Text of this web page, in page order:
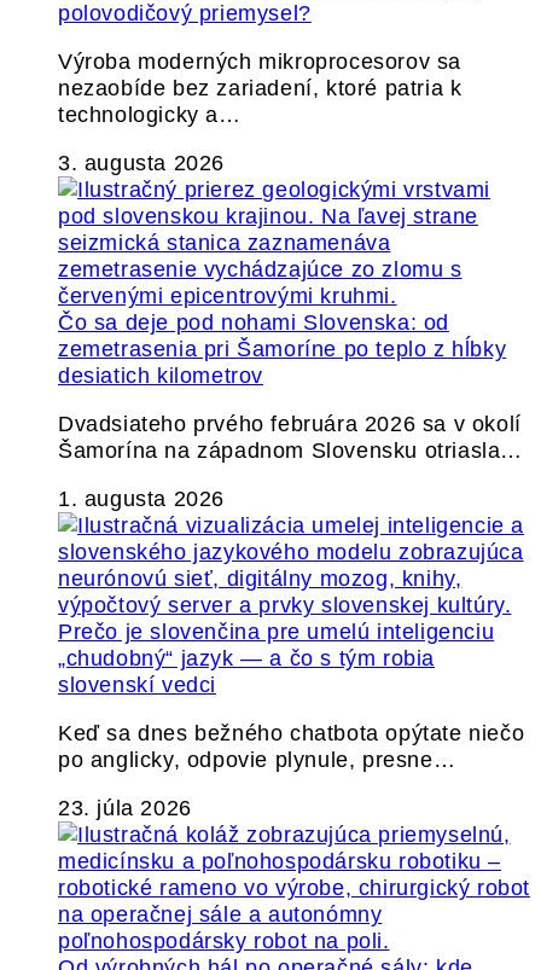
polovodičový priemysel?
Výroba moderných mikroprocesorov sa
nezaobíde bez zariadení, ktoré patria k
technologicky a…
3. augusta 2026
Čo sa deje pod nohami Slovenska: od
zemetrasenia pri Šamoríne po teplo z hĺbky
desiatich kilometrov
Dvadsiateho prvého februára 2026 sa v okolí
Šamorína na západnom Slovensku otriasla…
1. augusta 2026
Prečo je slovenčina pre umelú inteligenciu
„chudobný“ jazyk — a čo s tým robia
slovenskí vedci
Keď sa dnes bežného chatbota opýtate niečo
po anglicky, odpovie plynule, presne…
23. júla 2026